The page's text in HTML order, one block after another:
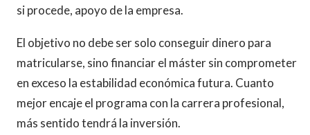
si procede, apoyo de la empresa.
El objetivo no debe ser solo conseguir dinero para
matricularse, sino financiar el máster sin comprometer
en exceso la estabilidad económica futura. Cuanto
mejor encaje el programa con la carrera profesional,
más sentido tendrá la inversión.